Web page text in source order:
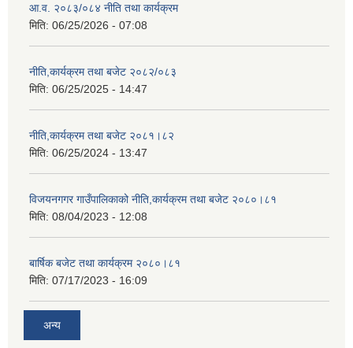
आ.व. २०८३/०८४ नीति तथा कार्यक्रम
मिति: 06/25/2026 - 07:08
नीति,कार्यक्रम तथा बजेट २०८२/०८३
मिति: 06/25/2025 - 14:47
नीति,कार्यक्रम तथा बजेट २०८१।८२
मिति: 06/25/2024 - 13:47
विजयनगगर गाउँपालिकाको नीति,कार्यक्रम तथा बजेट २०८०।८१
मिति: 08/04/2023 - 12:08
बार्षिक बजेट तथा कार्यक्रम २०८०।८१
मिति: 07/17/2023 - 16:09
अन्य